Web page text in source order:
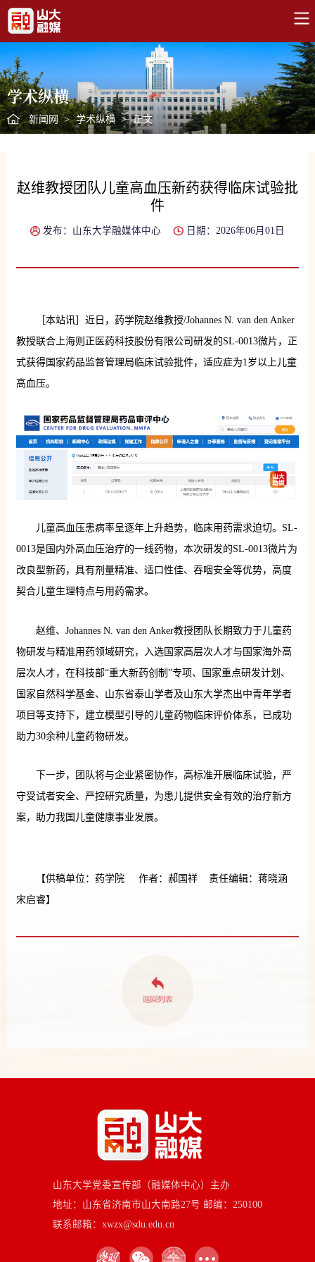
学术纵横
新闻网 > 学术纵横 > 正文
赵维教授团队儿童高血压新药获得临床试验批
件
发布：山东大学融媒体中心 日期：2026年06月01日
［本站讯］近日，药学院赵维教授/Johannes N. van den Anker
教授联合上海则正医药科技股份有限公司研发的SL-0013微片，正
式获得国家药品监督管理局临床试验批件，适应症为1岁以上儿童
高血压。
儿童高血压患病率呈逐年上升趋势，临床用药需求迫切。SL-
0013是国内外高血压治疗的一线药物，本次研发的SL-0013微片为
改良型新药，具有剂量精准、适口性佳、吞咽安全等优势，高度
契合儿童生理特点与用药需求。
赵维、Johannes N. van den Anker教授团队长期致力于儿童药
物研发与精准用药领域研究，入选国家高层次人才与国家海外高
层次人才，在科技部“重大新药创制”专项、国家重点研发计划、
国家自然科学基金、山东省泰山学者及山东大学杰出中青年学者
项目等支持下，建立模型引导的儿童药物临床评价体系，已成功
助力30余种儿童药物研发。
下一步，团队将与企业紧密协作，高标准开展临床试验，严
守受试者安全、严控研究质量，为患儿提供安全有效的治疗新方
案，助力我国儿童健康事业发展。
【供稿单位：药学院 作者：郝国祥 责任编辑：蒋晓涵
宋启睿】
山东大学党委宣传部（融媒体中心）主办
地址：山东省济南市山大南路27号 邮编：250100
联系邮箱：xwzx@sdu.edu.cn